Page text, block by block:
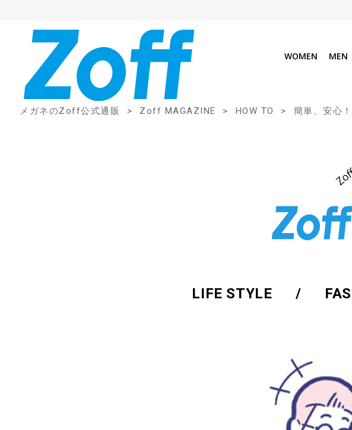
WOMEN MEN
メガネのZoff公式通販 Zoff MAGAZINE HOW TO 簡単、安心
LIFE STYLE